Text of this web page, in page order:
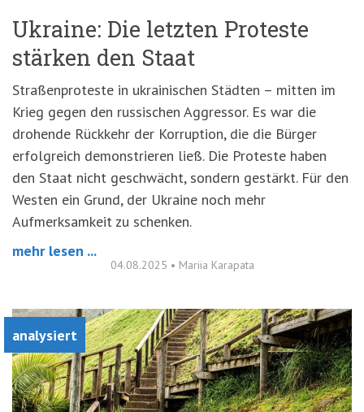
Ukraine: Die letzten Proteste
stärken den Staat
Straßenproteste in ukrainischen Städten – mitten im
Krieg gegen den russischen Aggressor. Es war die
drohende Rückkehr der Korruption, die die Bürger
erfolgreich demonstrieren ließ. Die Proteste haben
den Staat nicht geschwächt, sondern gestärkt. Für den
Westen ein Grund, der Ukraine noch mehr
Aufmerksamkeit zu schenken.
mehr lesen ...
04.08.2025 • Mariia Karapata
analysiert